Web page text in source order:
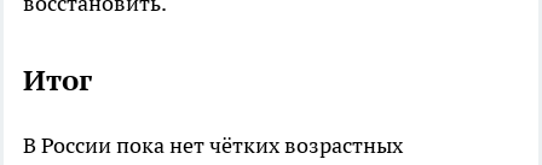
Итог
В России пока нет чётких возрастных